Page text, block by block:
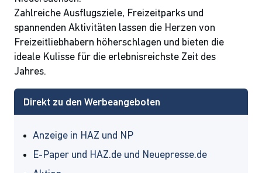
Zahlreiche Ausflugsziele, Freizeitparks und
spannenden Aktivitäten lassen die Herzen von
Freizeitliebhabern höherschlagen und bieten die
ideale Kulisse für die erlebnisreichste Zeit des
Jahres.
Direkt zu den Werbeangeboten
Anzeige in HAZ und NP
E-Paper und HAZ.de und Neuepresse.de